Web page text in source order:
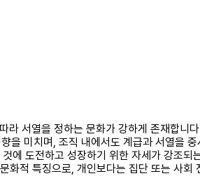
라 서열을 정하는 문화가 강하게 존재합니
을 미치며, 조직 내에서도 계급과 서열을
에 도전하고 성장하기 위한 자세가 강조되
적 특징으로, 개인보다는 집단 또는 사회